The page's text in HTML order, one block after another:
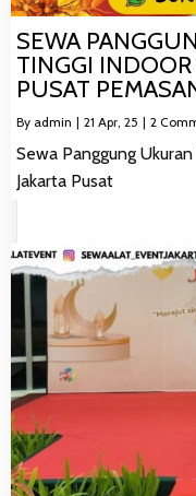
SEWA
TINGGI
PUSAT
By admin | 21 Apr, 25 | 2
Sewa Panggung
Jakarta Pusat